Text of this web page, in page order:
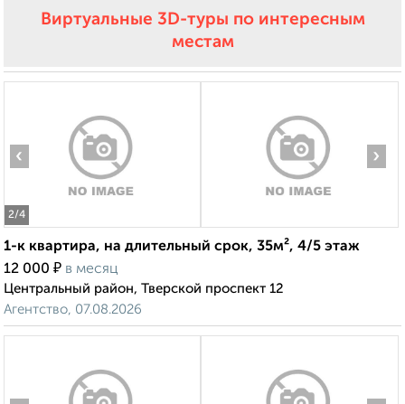
Виртуальные 3D-туры по интересным
местам
2/4
‹ ›
1-к квартира, на длительный срок, 35м², 4/5 этаж
12 000 ₽ в месяц
Центральный район, Тверской проспект 12
Агентство, 07.08.2026